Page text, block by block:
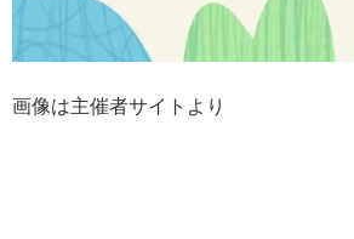
画像は主催者サイトより